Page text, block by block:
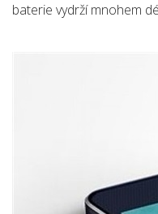
baterie vydrží mnohem